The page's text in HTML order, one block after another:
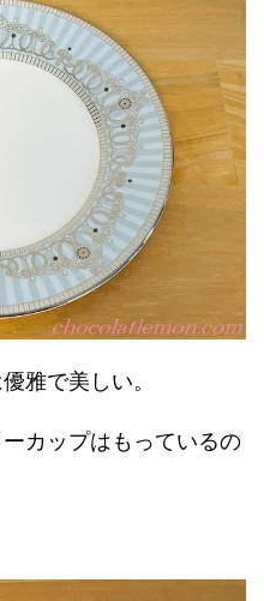
雅で美しい。
カップはもっているの